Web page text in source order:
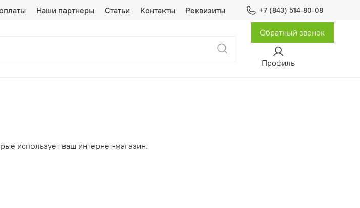
Наши партнеры Статьи Контакты Реквизиты +7 (843) 514-80-08
Обратный звонок
Профиль
использует ваш интернет-магазин.